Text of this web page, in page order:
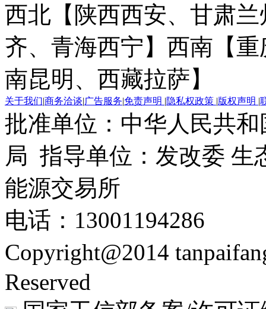
西北【陕西西安、甘肃
齐、青海西宁】 西南【
南昆明、西藏拉萨】
关于我们|商务洽谈|广告服务|免责声明 |隐私权政策 |版权声明 |
批准单位：中华人民共
局 指导单位：发改委 生
能源交易所
电话：13001194286
Copyright@2014
Reserved